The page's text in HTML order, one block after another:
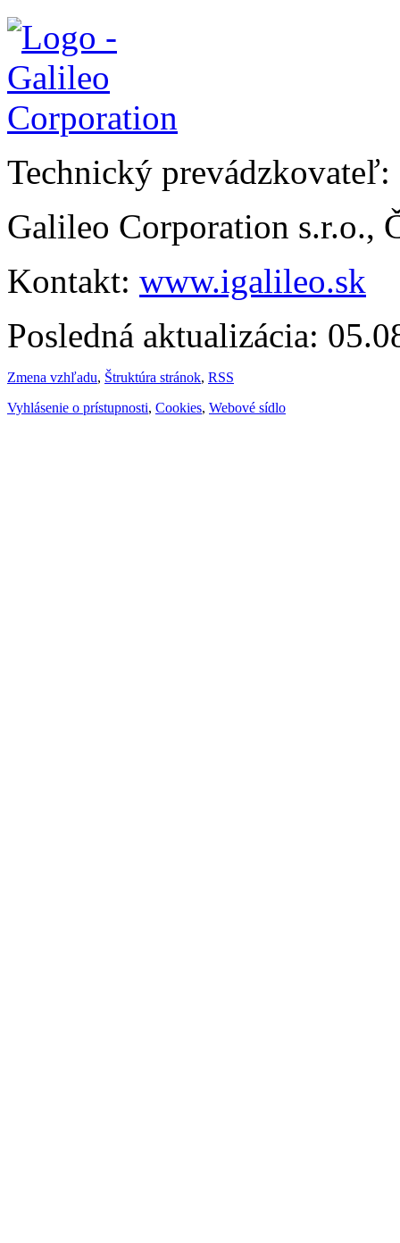
Technický prevádzkovateľ:
Galileo Corporation s.r.o.,
Kontakt: www.igalileo.sk
Posledná aktualizácia:
Zmena vzhľadu, Štruktúra stránok, RSS
Vyhlásenie o prístupnosti, Cookies, Webové sídlo